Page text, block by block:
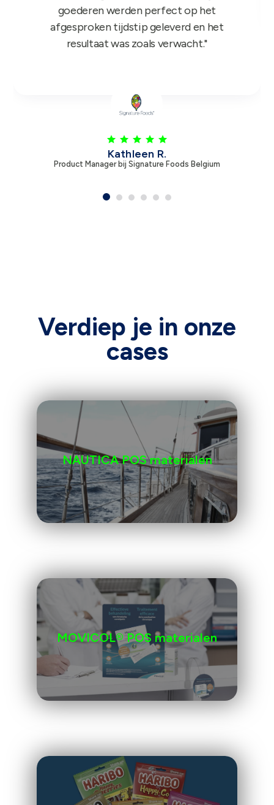
Product Manager bij Zambon
Verdiep je in onze
cases
NAUTICA POS materialen
MOVICOL® POS materialen